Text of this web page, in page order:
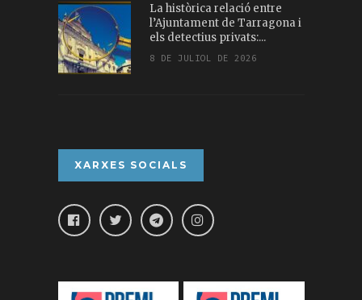
La històrica relació entre
l’Ajuntament de Tarragona i
els detectius privats:...
8 DE JULIOL DE 2026
XARXES SOCIALS